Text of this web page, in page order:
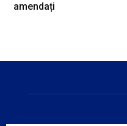
amendați